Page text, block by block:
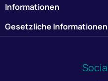
Informationen
Gesetzliche Informationen